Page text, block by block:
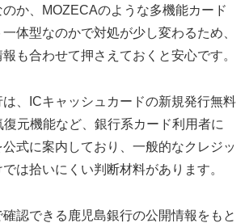
か、MOZECAのような多機能カード
体型なのかで対処が少し変わるため、
も合わせて押さえておくと安心です。
、ICキャッシュカードの新規発行無料
元機能など、銀行系カード利用者に
式に案内しており、一般的なクレジッ
は拾いにくい判断材料があります。
認できる鹿児島銀行の公開情報をもと